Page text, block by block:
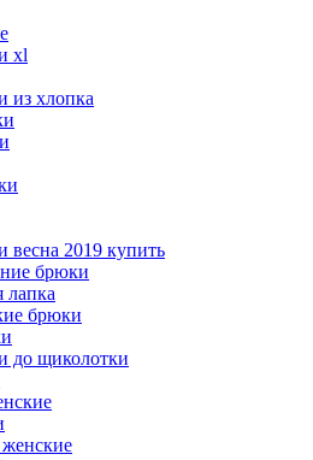
xl
из хлопка
весна 2019 купить
брюки
лапка
брюки
до щиколотки